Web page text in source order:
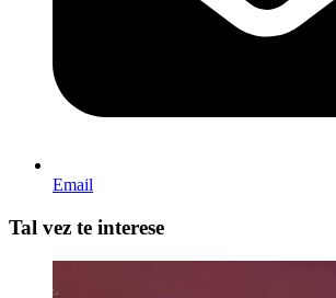
Email
Tal vez te interese